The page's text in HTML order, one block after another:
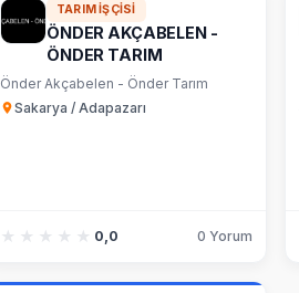
TARIM İŞÇISI
ÖNDER AKÇABELEN -
ÖNDER TARIM
Önder Akçabelen - Önder Tarım
Sakarya / Adapazarı
★★★★★
★★★★★ 0,0 0 Yorum